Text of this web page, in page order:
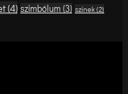
(4) szimbólum(3) színek(2)